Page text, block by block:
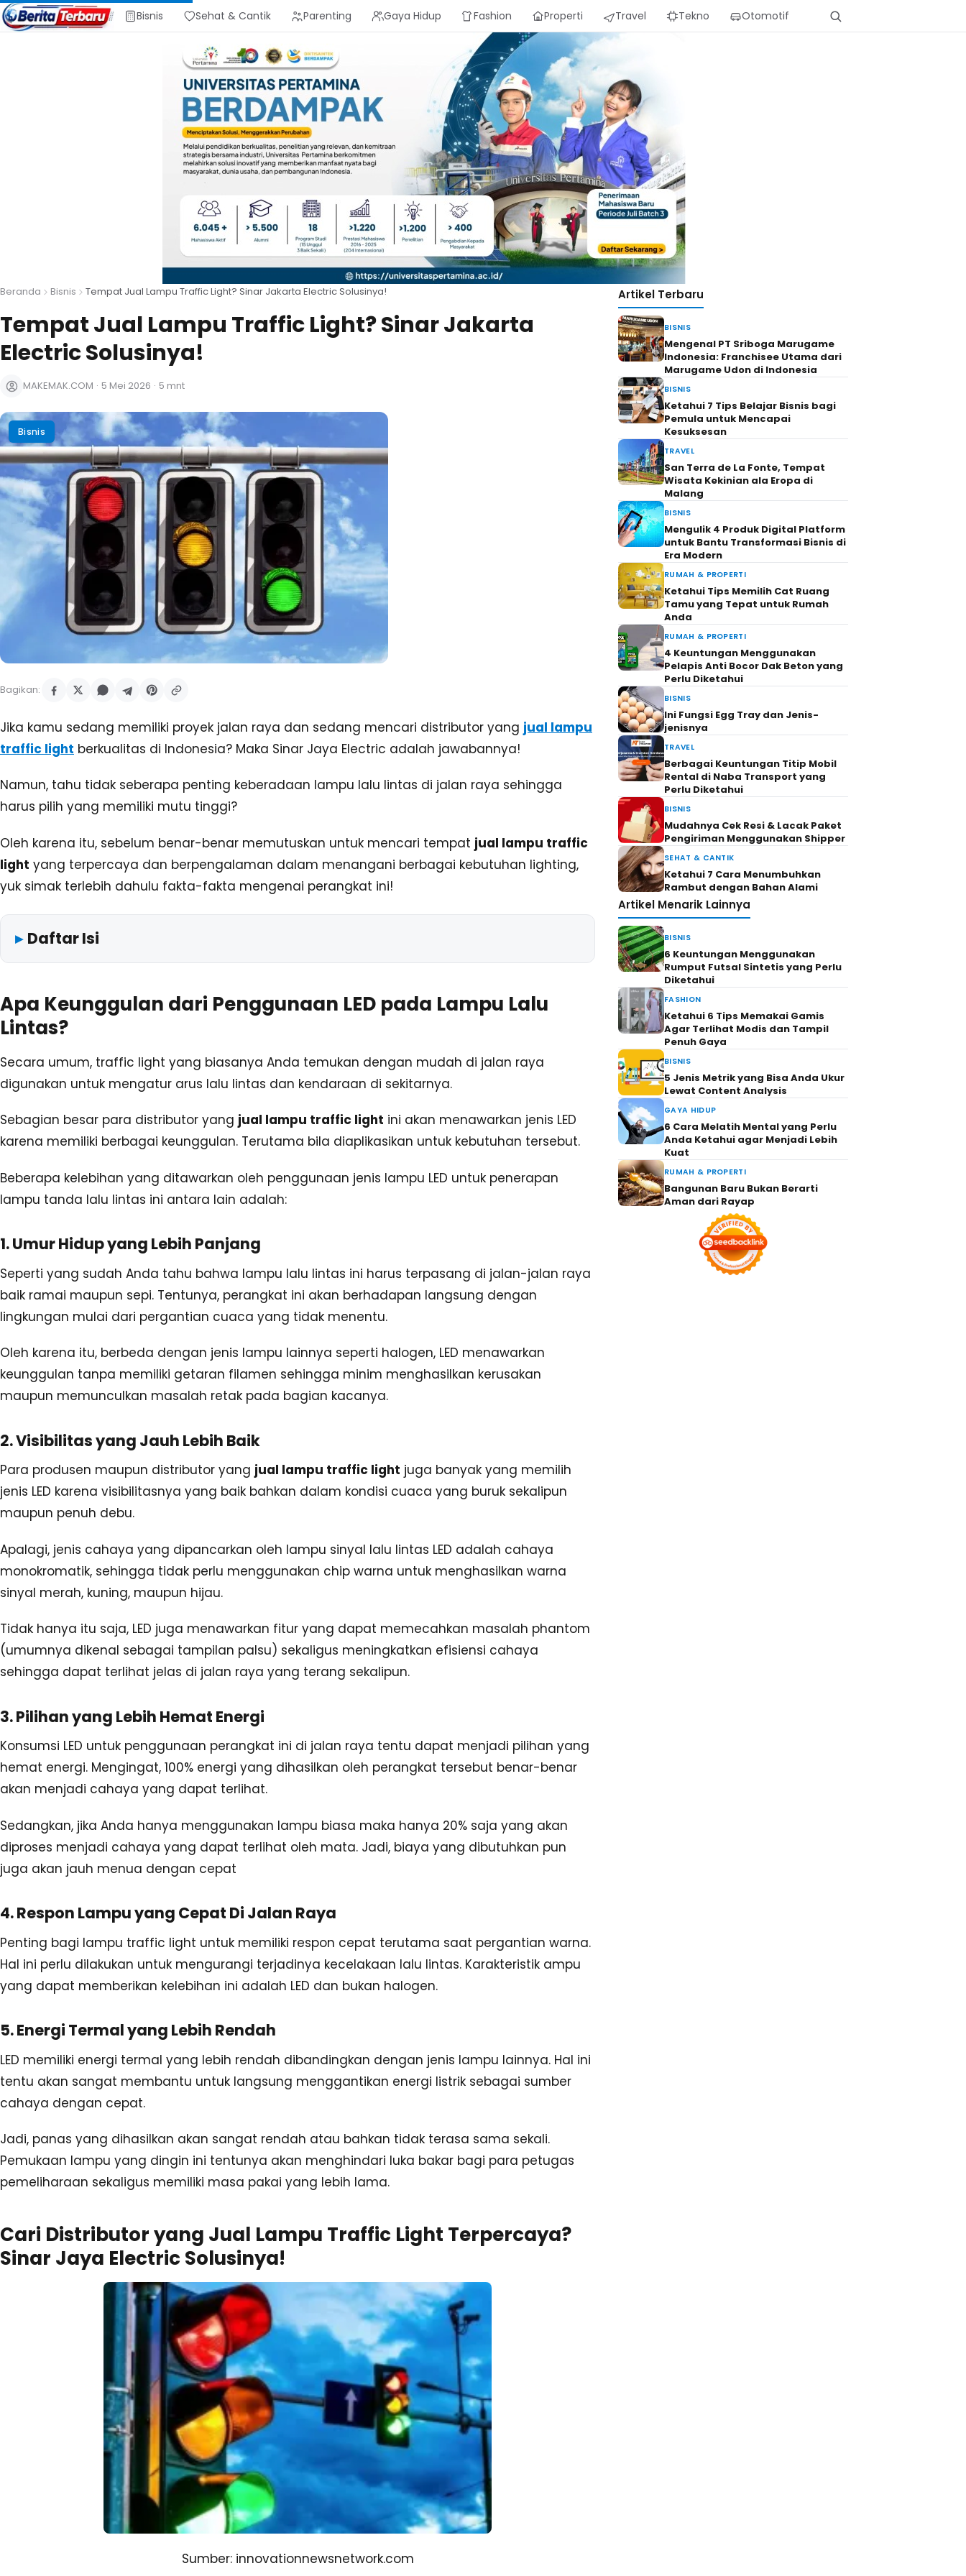
Bisnis Sehat & Cantik Parenting Gaya Hidup Fashion Properti Travel Tekno Otomotif
Beranda Bisnis Tempat Jual Lampu Traffic Light? Sinar Jakarta Electric Solusinya!
Tempat Jual Lampu Traffic Light? Sinar Jakarta
Electric Solusinya!
MAKEMAK.COM · 5 Mei 2026 · 5 mnt
Bisnis
Bagikan:
Jika kamu sedang memiliki proyek jalan raya dan sedang mencari distributor yang jual lampu
traffic light berkualitas di Indonesia? Maka Sinar Jaya Electric adalah jawabannya!
Namun, tahu tidak seberapa penting keberadaan lampu lalu lintas di jalan raya sehingga
harus pilih yang memiliki mutu tinggi?
Oleh karena itu, sebelum benar-benar memutuskan untuk mencari tempat jual lampu traffic
light yang terpercaya dan berpengalaman dalam menangani berbagai kebutuhan lighting,
yuk simak terlebih dahulu fakta-fakta mengenai perangkat ini!
Daftar Isi
Apa Keunggulan dari Penggunaan LED pada Lampu Lalu
Lintas?
Secara umum, traffic light yang biasanya Anda temukan dengan mudah di jalan raya
digunakan untuk mengatur arus lalu lintas dan kendaraan di sekitarnya.
Sebagian besar para distributor yang jual lampu traffic light ini akan menawarkan jenis LED
karena memiliki berbagai keunggulan. Terutama bila diaplikasikan untuk kebutuhan tersebut.
Beberapa kelebihan yang ditawarkan oleh penggunaan jenis lampu LED untuk penerapan
lampu tanda lalu lintas ini antara lain adalah:
1. Umur Hidup yang Lebih Panjang
Seperti yang sudah Anda tahu bahwa lampu lalu lintas ini harus terpasang di jalan-jalan raya
baik ramai maupun sepi. Tentunya, perangkat ini akan berhadapan langsung dengan
lingkungan mulai dari pergantian cuaca yang tidak menentu.
Oleh karena itu, berbeda dengan jenis lampu lainnya seperti halogen, LED menawarkan
keunggulan tanpa memiliki getaran filamen sehingga minim menghasilkan kerusakan
maupun memunculkan masalah retak pada bagian kacanya.
2. Visibilitas yang Jauh Lebih Baik
Para produsen maupun distributor yang jual lampu traffic light juga banyak yang memilih
jenis LED karena visibilitasnya yang baik bahkan dalam kondisi cuaca yang buruk sekalipun
maupun penuh debu.
Apalagi, jenis cahaya yang dipancarkan oleh lampu sinyal lalu lintas LED adalah cahaya
monokromatik, sehingga tidak perlu menggunakan chip warna untuk menghasilkan warna
sinyal merah, kuning, maupun hijau.
Tidak hanya itu saja, LED juga menawarkan fitur yang dapat memecahkan masalah phantom
(umumnya dikenal sebagai tampilan palsu) sekaligus meningkatkan efisiensi cahaya
sehingga dapat terlihat jelas di jalan raya yang terang sekalipun.
3. Pilihan yang Lebih Hemat Energi
Konsumsi LED untuk penggunaan perangkat ini di jalan raya tentu dapat menjadi pilihan yang
hemat energi. Mengingat, 100% energi yang dihasilkan oleh perangkat tersebut benar-benar
akan menjadi cahaya yang dapat terlihat.
Sedangkan, jika Anda hanya menggunakan lampu biasa maka hanya 20% saja yang akan
diproses menjadi cahaya yang dapat terlihat oleh mata. Jadi, biaya yang dibutuhkan pun
juga akan jauh menua dengan cepat
4. Respon Lampu yang Cepat Di Jalan Raya
Penting bagi lampu traffic light untuk memiliki respon cepat terutama saat pergantian warna.
Hal ini perlu dilakukan untuk mengurangi terjadinya kecelakaan lalu lintas. Karakteristik ampu
yang dapat memberikan kelebihan ini adalah LED dan bukan halogen.
5. Energi Termal yang Lebih Rendah
LED memiliki energi termal yang lebih rendah dibandingkan dengan jenis lampu lainnya. Hal ini
tentu akan sangat membantu untuk langsung menggantikan energi listrik sebagai sumber
cahaya dengan cepat.
Jadi, panas yang dihasilkan akan sangat rendah atau bahkan tidak terasa sama sekali.
Pemukaan lampu yang dingin ini tentunya akan menghindari luka bakar bagi para petugas
pemeliharaan sekaligus memiliki masa pakai yang lebih lama.
Cari Distributor yang Jual Lampu Traffic Light Terpercaya?
Sinar Jaya Electric Solusinya!
Sumber: innovationnewsnetwork.com
Artikel Terbaru
BISNIS
Mengenal PT Sriboga Marugame
Indonesia: Franchisee Utama dari
Marugame Udon di Indonesia
BISNIS
Ketahui 7 Tips Belajar Bisnis bagi
Pemula untuk Mencapai
Kesuksesan
TRAVEL
San Terra de La Fonte, Tempat
Wisata Kekinian ala Eropa di
Malang
BISNIS
Mengulik 4 Produk Digital Platform
untuk Bantu Transformasi Bisnis di
Era Modern
RUMAH & PROPERTI
Ketahui Tips Memilih Cat Ruang
Tamu yang Tepat untuk Rumah
Anda
RUMAH & PROPERTI
4 Keuntungan Menggunakan
Pelapis Anti Bocor Dak Beton yang
Perlu Diketahui
BISNIS
Ini Fungsi Egg Tray dan Jenis-
jenisnya
TRAVEL
Berbagai Keuntungan Titip Mobil
Rental di Naba Transport yang
Perlu Diketahui
BISNIS
Mudahnya Cek Resi & Lacak Paket
Pengiriman Menggunakan Shipper
SEHAT & CANTIK
Ketahui 7 Cara Menumbuhkan
Rambut dengan Bahan Alami
Artikel Menarik Lainnya
BISNIS
6 Keuntungan Menggunakan
Rumput Futsal Sintetis yang Perlu
Diketahui
FASHION
Ketahui 6 Tips Memakai Gamis
Agar Terlihat Modis dan Tampil
Penuh Gaya
BISNIS
5 Jenis Metrik yang Bisa Anda Ukur
Lewat Content Analysis
GAYA HIDUP
6 Cara Melatih Mental yang Perlu
Anda Ketahui agar Menjadi Lebih
Kuat
RUMAH & PROPERTI
Bangunan Baru Bukan Berarti
Aman dari Rayap